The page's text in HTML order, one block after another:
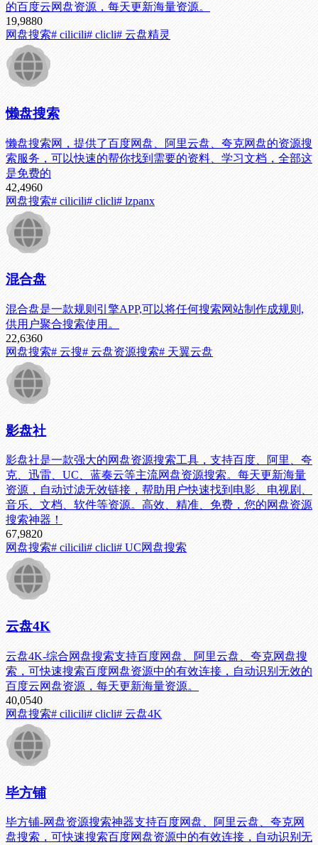
的百度云网盘资源，每天更新海量资源。
19,9880
网盘搜索# cilicili# clicli# 云盘精灵
懒盘搜索
懒盘搜索网，提供了百度网盘、阿里云盘、夸克网盘的资源搜
索服务，可以快速的帮你找到需要的资料、学习文档，全部这
是免费的
42,4960
网盘搜索# cilicili# clicli# lzpanx
混合盘
混合盘是一款规则引擎APP,可以将任何搜索网站制作成规则,
供用户聚合搜索使用。
22,6360
网盘搜索# 云搜# 云盘资源搜索# 天翼云盘
影盘社
影盘社是一款强大的网盘资源搜索工具，支持百度、阿里、夸
克、迅雷、UC、蓝奏云等主流网盘资源搜索。每天更新海量
资源，自动过滤无效链接，帮助用户快速找到电影、电视剧、
音乐、文档、软件等资源。高效、精准、免费，您的网盘资源
搜索神器！
67,9820
网盘搜索# cilicili# clicli# UC网盘搜索
云盘4K
云盘4K-综合网盘搜索支持百度网盘、阿里云盘、夸克网盘搜
索，可快速搜索百度网盘资源中的有效连接，自动识别无效的
百度云网盘资源，每天更新海量资源。
40,0540
网盘搜索# cilicili# clicli# 云盘4K
毕方铺
毕方铺-网盘资源搜索神器支持百度网盘、阿里云盘、夸克网
盘搜索，可快速搜索百度网盘资源中的有效连接，自动识别无